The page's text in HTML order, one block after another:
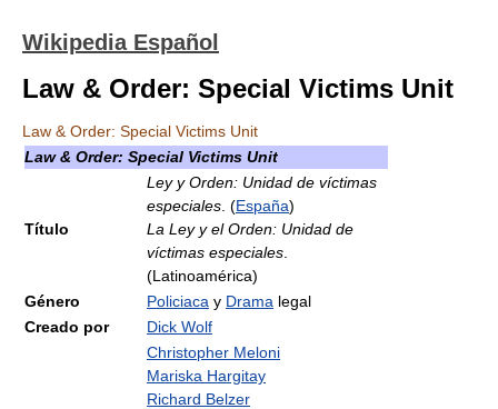
Wikipedia Español
Law & Order: Special Victims Unit
Law & Order: Special Victims Unit
Law & Order: Special Victims Unit
Título
Ley y Orden: Unidad de víctimas
especiales . (España)
La Ley y el Orden: Unidad de
víctimas especiales
(Latinoamérica)
Género
Policiaca y Drama legal
Creado por
Dick Wolf
Christopher Meloni
Mariska Hargitay
Richard Belzer